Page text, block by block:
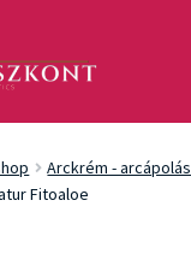
Arckrém - arcápolás
Fitoaloe